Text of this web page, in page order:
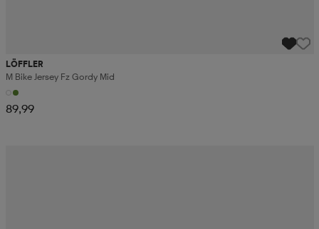
LÖFFLER
M Bike Jersey Fz Gordy Mid
89,99